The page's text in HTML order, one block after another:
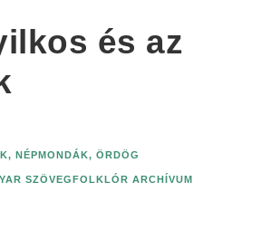
és az
, NÉPMONDÁK, ÖRDÖG
SZÖVEGFOLKLÓR ARCHÍVUM